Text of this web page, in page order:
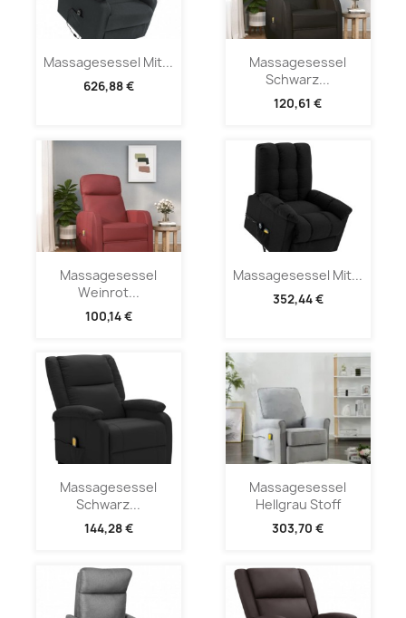
Massagesessel Mit...
626,88 €
Massagesessel
Schwarz...
120,61 €
Massagesessel
Weinrot...
100,14 €
Massagesessel Mit...
352,44 €
Massagesessel
Schwarz...
144,28 €
Massagesessel
Hellgrau Stoff
303,70 €